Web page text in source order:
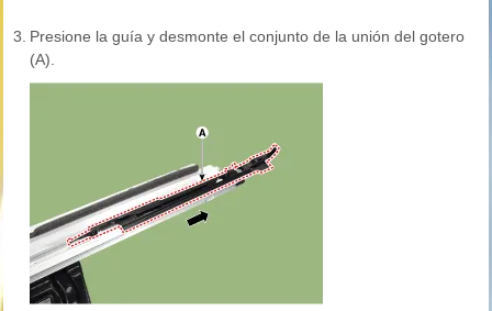
3. Presione la guía y desmonte el conjunto de la unión del gotero
(A).